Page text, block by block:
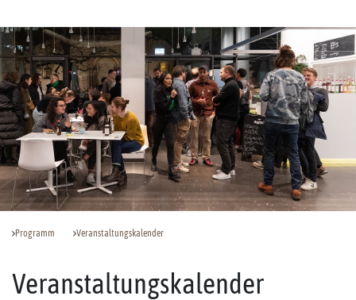
Programm Veranstaltungskalender
Veranstaltungskalender